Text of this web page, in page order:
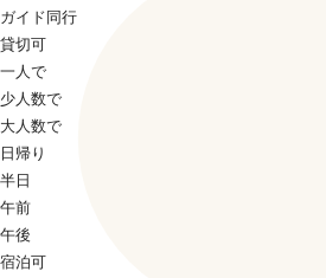
ガイド同行
貸切可
一人で
少人数で
大人数で
日帰り
半日
午前
午後
宿泊可